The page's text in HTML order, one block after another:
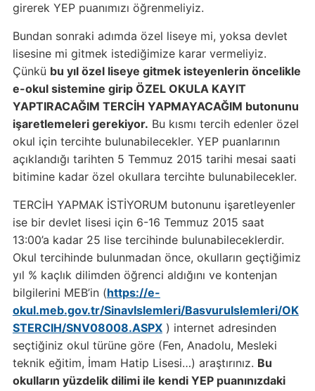
girerek YEP puanımızı öğrenmeliyiz.
Bundan sonraki adımda özel liseye mi, yoksa devlet
lisesine mi gitmek istediğimize karar vermeliyiz.
Çünkü bu yıl özel liseye gitmek isteyenlerin öncelikle
e-okul sistemine girip ÖZEL OKULA KAYIT
YAPTIRACAĞIM TERCİH YAPMAYACAĞIM butonunu
işaretlemeleri gerekiyor. Bu kısmı tercih edenler özel
okul için tercihte bulunabilecekler. YEP puanlarının
açıklandığı tarihten 5 Temmuz 2015 tarihi mesai saati
bitimine kadar özel okullara tercihte bulunabilecekler.
TERCİH YAPMAK İSTİYORUM butonunu işaretleyenler
ise bir devlet lisesi için 6-16 Temmuz 2015 saat
13:00’a kadar 25 lise tercihinde bulunabileceklerdir.
Okul tercihinde bulunmadan önce, okulların geçtiğimiz
yıl % kaçlık dilimden öğrenci aldığını ve kontenjan
bilgilerini MEB’in (https://e-
okul.meb.gov.tr/SinavIslemleri/BasvuruIslemleri/OK
STERCIH/SNV08008.ASPX) internet adresinden
seçtiğiniz okul türüne göre (Fen, Anadolu, Mesleki
teknik eğitim, İmam Hatip Lisesi…) araştırınız. Bu
okulların yüzdelik dilimi ile kendi YEP puanınızdaki